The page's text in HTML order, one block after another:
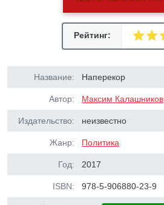
Рейтинг:
Название: Наперекор
Автор: Максим Калашников
Издательство: неизвестно
Жанр: Политика
Год: 2017
ISBN: 978-5-906880-23-9